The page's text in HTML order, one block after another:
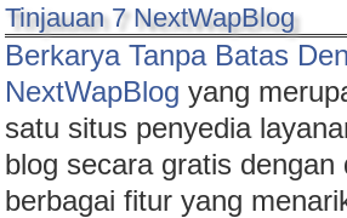
Tinjauan 7 NextWapBlog
Berkarya Tanpa Batas
NextWapBlog yang
satu situs penyedia
blog secara gratis dengan
berbagai fitur yang